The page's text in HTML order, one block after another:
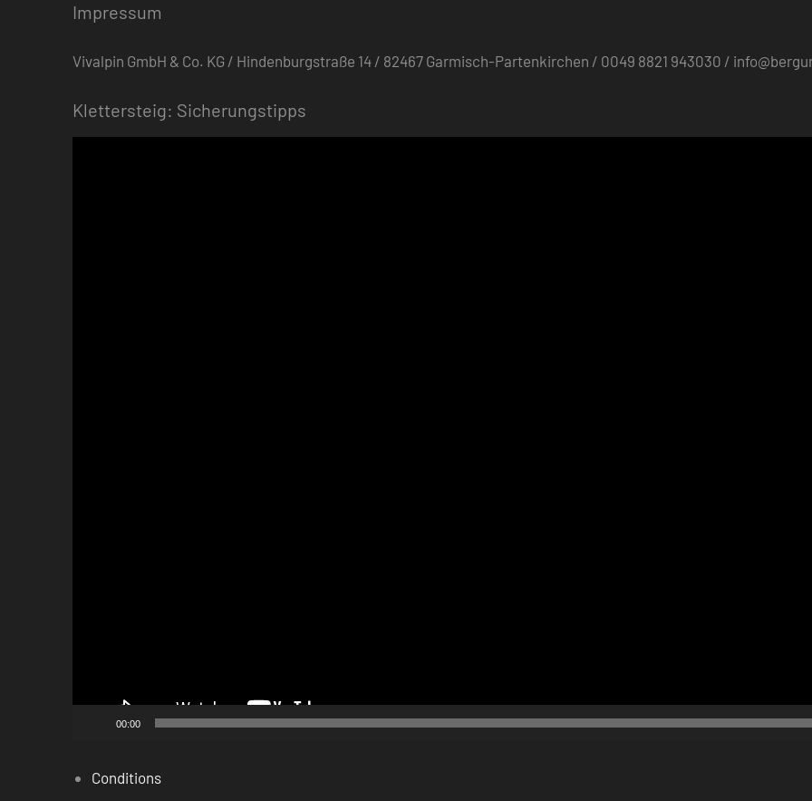
Impressum
Vivalpin GmbH & Co. KG / Hindenburgstraße 14 / 82467 Garmisch-Partenkirchen / 0049 8821 943030 /
Klettersteig: Sicherungstipps
00:00
Conditions